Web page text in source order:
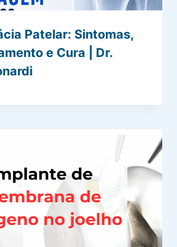
Patelar: Sintomas,
e Cura | Dr.